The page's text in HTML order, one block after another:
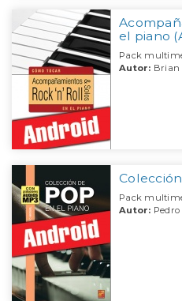
el piano
Pack
Autor: Brian
Pack
Autor: